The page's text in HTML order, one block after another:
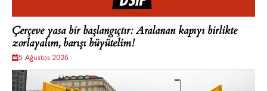
Çerçeve yasa bir başlangıçtır: Aralanan kapıyı birlikte
zorlayalım, barışı büyütelim!
5 Ağustos 2026